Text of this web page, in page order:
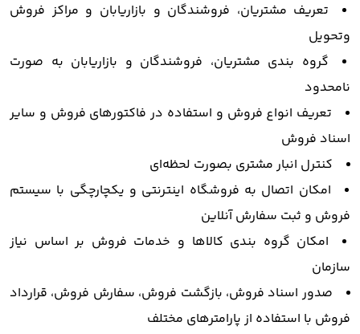
تعریف مشتریان، فروشندگان و بازاریابان و مراکز فروش
وتحویل
گروه بندی مشتریان، فروشندگان و بازاریابان به صورت
نامحدود
تعریف انواع فروش و استفاده در فاکتورهای فروش و سایر
اسناد فروش
کنترل انبار مشتری بصورت لحظه‌ای
امکان اتصال به فروشگاه اینترنتی و یکچارچگی با سیستم
فروش و ثبت سفارش آنلاین
امکان گروه بندی کالاها و خدمات فروش بر اساس نیاز
سازمان
صدور اسناد فروش، بازگشت فروش، سفارش فروش، قرارداد
فروش با استفاده از پارامترهای مختلف